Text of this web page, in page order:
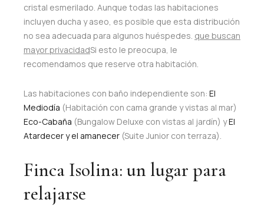
cristal esmerilado. Aunque todas las habitaciones
incluyen ducha y aseo, es posible que esta distribución
no sea adecuada para algunos huéspedes. que buscan
mayor privacidadSi esto le preocupa, le
recomendamos que reserve otra habitación.
Las habitaciones con baño independiente son: El
Mediodía (Habitación con cama grande y vistas al mar)
Eco-Cabaña (Bungalow Deluxe con vistas al jardín) yEl
Atardecer y el amanecer (Suite Junior con terraza).
Finca Isolina: un lugar para
relajarse